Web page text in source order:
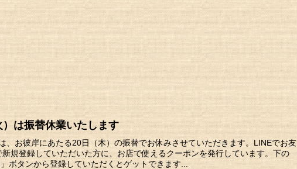
は振替休業いたします
、お彼岸にあたる20日（木）の振替でお休みさせていただきます。LINEでお友
新規登録していただいた方に、お店で使えるクーポンを発行しています。下の
」ボタンから登録していただくとゲットできます...